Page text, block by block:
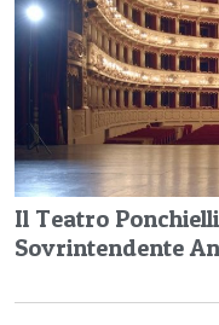
Il Teatro
Sovrintendente